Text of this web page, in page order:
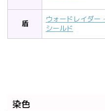
盾
ウォードレイダー・
シールド
染色